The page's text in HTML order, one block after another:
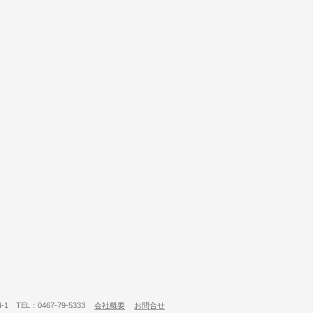
1 TEL：0467-79-5333 会社概要 お問合せ